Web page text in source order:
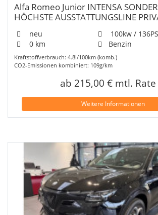
Alfa Romeo Junior INTENSA
HÖCHSTE AUSSTATTUNGSLINE
neu
100kw / 136PS
0 km
Benzin
Kraftstoffverbrauch: 4.8l/100km (komb.)
CO2-Emissionen kombiniert: 109g/km
ab 215,00 € mtl. Rate
Weitere Informationen